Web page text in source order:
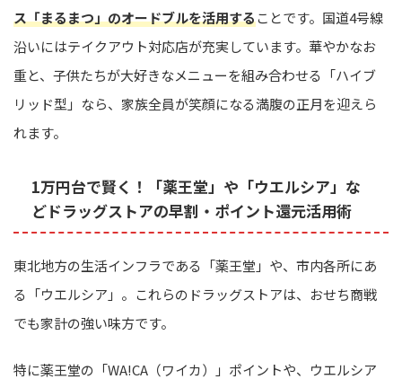
ス「まるまつ」のオードブルを活用することです。国道4号線
沿いにはテイクアウト対応店が充実しています。華やかなお
重と、子供たちが大好きなメニューを組み合わせる「ハイブ
リッド型」なら、家族全員が笑顔になる満腹の正月を迎えら
れます。
1万円台で賢く！「薬王堂」や「ウエルシア」な
どドラッグストアの早割・ポイント還元活用術
東北地方の生活インフラである「薬王堂」や、市内各所にあ
る「ウエルシア」。これらのドラッグストアは、おせち商戦
でも家計の強い味方です。
特に薬王堂の「WA!CA（ワイカ）」ポイントや、ウエルシア